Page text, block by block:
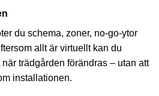
du schema, zoner, no-go-ytor
allt är virtuellt kan du
trädgården förändras – utan att
installationen.